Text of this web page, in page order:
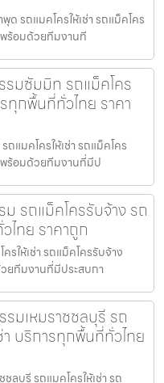
ด รถแมคโครให้เช่า รถแม็คโคร
พร้อมด้วยทีมงานที
รมซัมมิท รถแม็คโคร
ทุกพื้นที่ทั่วไทย ราคา
แมคโครให้เช่า รถแม็คโคร
พร้อมด้วยทีมงานที่มีป
ม รถแม็คโครรับจ้าง รถ
ไทย ราคาถูก
รให้เช่า รถแม็คโครรับจ้าง
ยทีมงานที่มีประสบกา
รมเหมราชชลบุรี รถ
า บริการทุกพื้นที่ทั่วไทย
ลบุรี รถแมคโครให้เช่า รถ